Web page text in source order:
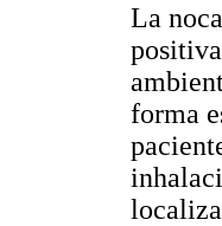
La
forma